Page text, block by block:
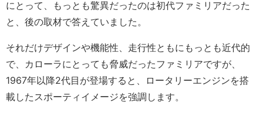
にとって、もっとも驚異だったのは初代ファミリアだった
と、後の取材で答えていました。
それだけデザインや機能性、走行性ともにもっとも近代的
で、カローラにとっても脅威だったファミリアですが、
1967年以降2代目が登場すると、ロータリーエンジンを搭
載したスポーティイメージを強調します。